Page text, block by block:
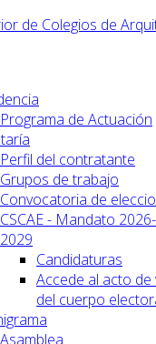
Programa de Actuación
Perfil del contratante
Grupos de trabajo
Convocatoria de
CSCAE - Mandato 2026-
2029
Candidaturas
Accede al acto
del cuerpo
Asamblea